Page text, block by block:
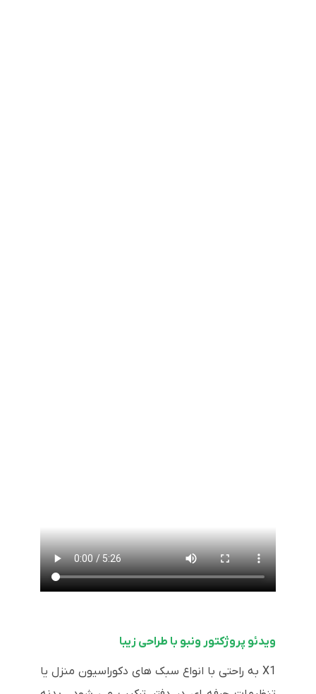
ویدئو پروژکتور ونبو با طراحی زیبا
X1 به راحتی با انواع سبک های دکوراسیون منزل یا